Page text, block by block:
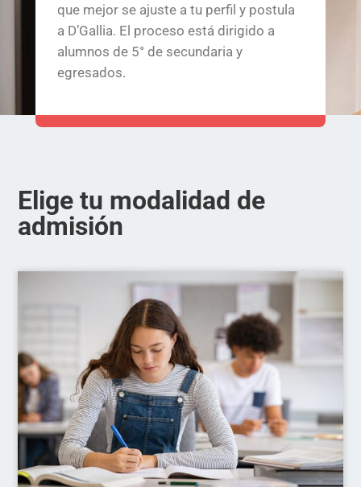
que mejor se ajuste a tu perfil y postula
a D’Gallia. El proceso está dirigido a
alumnos de 5° de secundaria y
egresados.
Elige tu modalidad de
admisión